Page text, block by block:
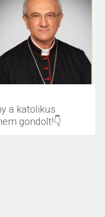
a katolikus
gondolt!👇